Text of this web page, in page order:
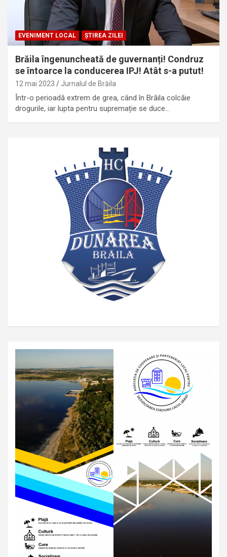
EVENIMENT LOCAL ȘTIREA ZILEI
Brăila îngenuncheată de guvernanți! Condruz
se întoarce la conducerea IPJ! Atât s-a putut!
12 mai 2023 Jurnalul de Brăila
Într-o perioadă extrem de grea, când în Brăila colcăie
drogurile, iar lupta pentru supremație se duce…